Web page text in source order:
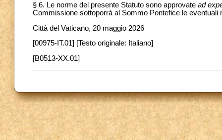
§ 6. Le norme del presente Statuto sono approvate ad
Commissione sottoporrà al Sommo Pontefice le eventuali
Città del Vaticano, 20 maggio 2026
[00975-IT.01] [Testo originale: Italiano]
[B0513-XX.01]